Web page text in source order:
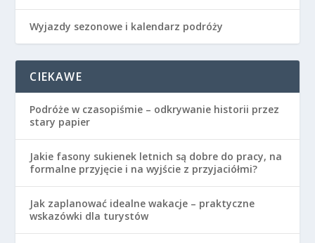
Wyjazdy sezonowe i kalendarz podróży
CIEKAWE
Podróże w czasopiśmie – odkrywanie historii przez
stary papier
Jakie fasony sukienek letnich są dobre do pracy, na
formalne przyjęcie i na wyjście z przyjaciółmi?
Jak zaplanować idealne wakacje – praktyczne
wskazówki dla turystów